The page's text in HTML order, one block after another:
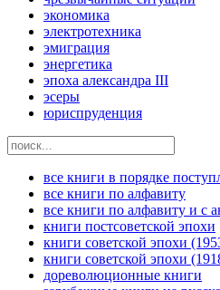
экономика
электротехника
эмиграция
энергетика
эпоха александра III
эсеры
юриспруденция
все книги в порядке
все книги по алфавиту
все книги по алфавиту и с
книги постсоветской эпохи
книги советской эпохи
книги советской эпохи
дореволюционные книги